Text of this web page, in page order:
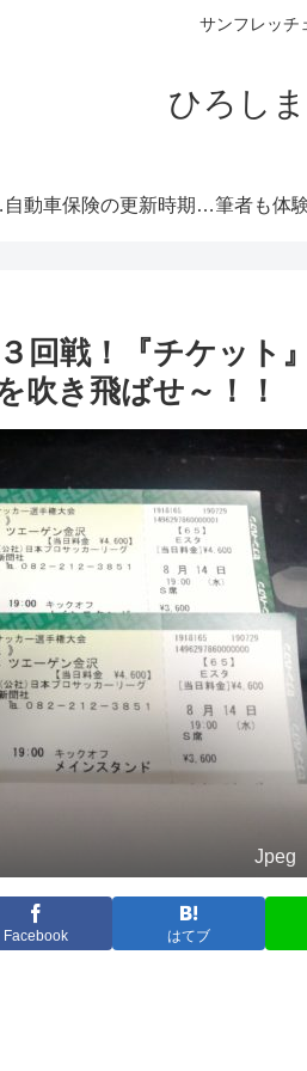
サンフレッチ
ひろし
須です！ 自動車保険の更新時期にご注意！危険度が高くなる！忘れると等級にも響きます！
回戦！『チケット
吹き飛ばせ～！！
Jpeg
Facebook はてブ